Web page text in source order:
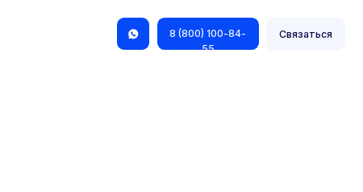
Связаться
8 (800) 100-84-